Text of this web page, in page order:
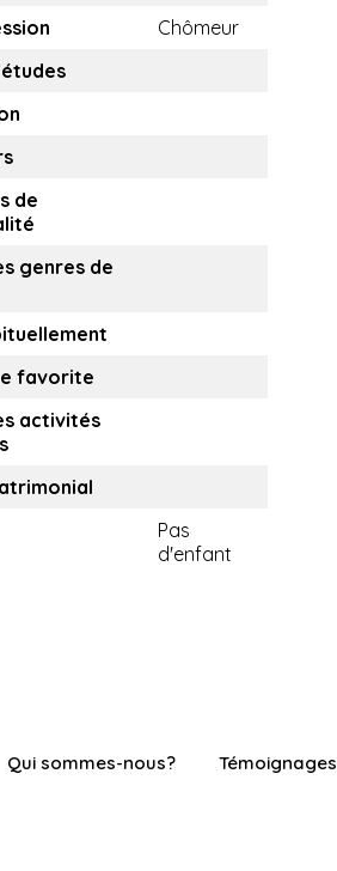
Chômeur
de
genres de
favorite
activités
Pas
d'enfant
Qui sommes-nous? Témoignages